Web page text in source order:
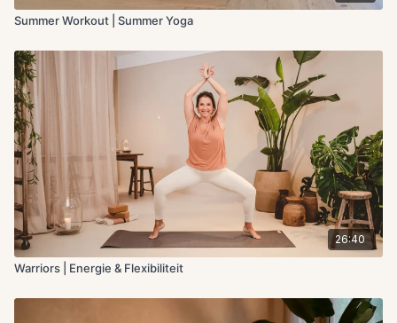
Summer Workout | Summer Yoga
26:40
Warriors | Energie & Flexibiliteit